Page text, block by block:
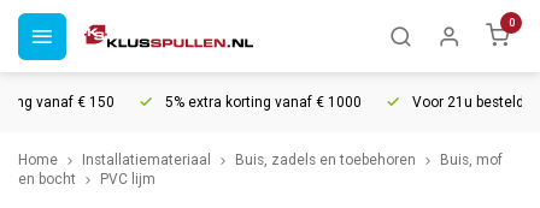
0
vanaf € 150 5% extra korting vanaf € 1000 Voor 21u besteld,
Home Installatiemateriaal Buis, zadels en toebehoren
Buis, mof
en bocht
PVC lijm